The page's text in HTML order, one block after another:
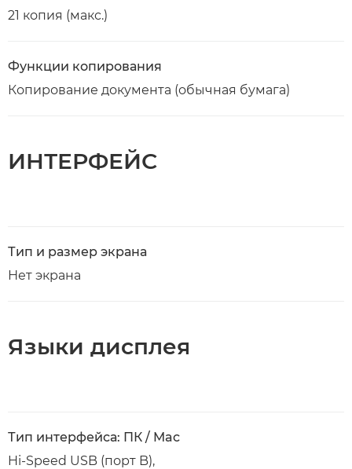
21 копия (макс.)
Функции копирования
Копирование документа (обычная бумага)
ИНТЕРФЕЙС
Тип и размер экрана
Нет экрана
Языки дисплея
Тип интерфейса: ПК / Mac
Hi-Speed USB (порт B),